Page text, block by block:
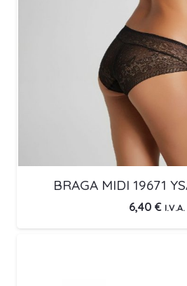
BRAGA MIDI 19671
6,40 € I.V.A.